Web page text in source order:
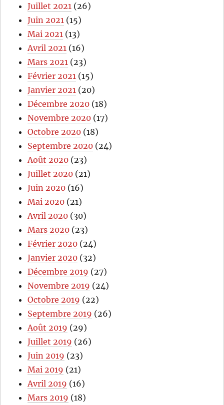
Juillet 2021 (26)
Juin 2021 (15)
Mai 2021 (13)
Avril 2021 (16)
Mars 2021 (23)
Février 2021 (15)
Janvier 2021 (20)
Décembre 2020 (18)
Novembre 2020 (17)
Octobre 2020 (18)
Septembre 2020 (24)
Août 2020 (23)
Juillet 2020 (21)
Juin 2020 (16)
Mai 2020 (21)
Avril 2020 (30)
Mars 2020 (23)
Février 2020 (24)
Janvier 2020 (32)
Décembre 2019 (27)
Novembre 2019 (24)
Octobre 2019 (22)
Septembre 2019 (26)
Août 2019 (29)
Juillet 2019 (26)
Juin 2019 (23)
Mai 2019 (21)
Avril 2019 (16)
Mars 2019 (18)